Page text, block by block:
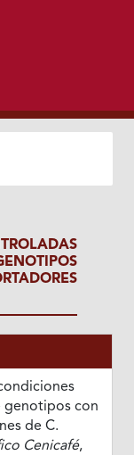
genotipos con
de C.
Cenicafé,